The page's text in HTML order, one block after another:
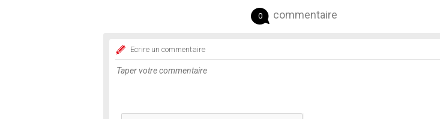
0 commentaire
Ecrire un commentaire